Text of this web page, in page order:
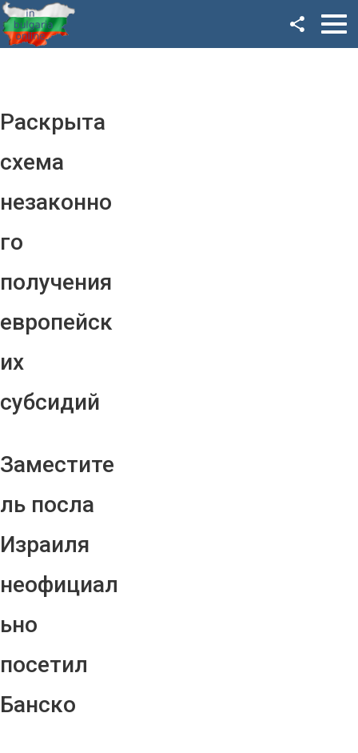
Раскрыта
схема
незаконно
го
получения
европейск
их
субсидий
Заместите
ль посла
Израиля
неофициал
ьно
посетил
Банско